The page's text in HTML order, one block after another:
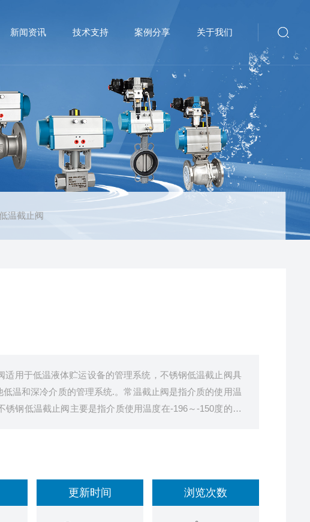
新闻资讯 技术支持 案例分享 关于我们
温截止阀
适用于低温液体贮运设备的管理系统，不锈钢低温截止阀具
温和深冷介质的管理系统.。常温截止阀是指介质的使用温
锈钢低温截止阀主要是指介质使用温度在-196～-150度的低
更新时间 浏览次数